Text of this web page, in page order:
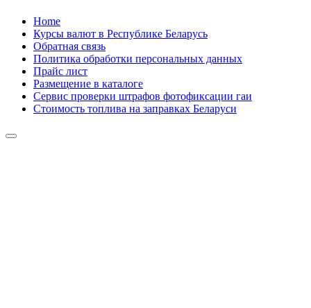
Skip
content
Home
Курсы валют в Республике Беларусь
Обратная связь
Политика обработки персональных данных
Прайс лист
Размещение в каталоге
Сервис проверки штрафов фотофиксации гаи
Стоимость топлива на заправках Беларуси